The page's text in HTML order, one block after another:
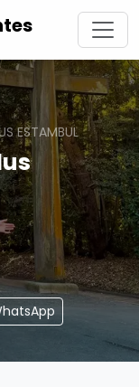
ESTAMBUL